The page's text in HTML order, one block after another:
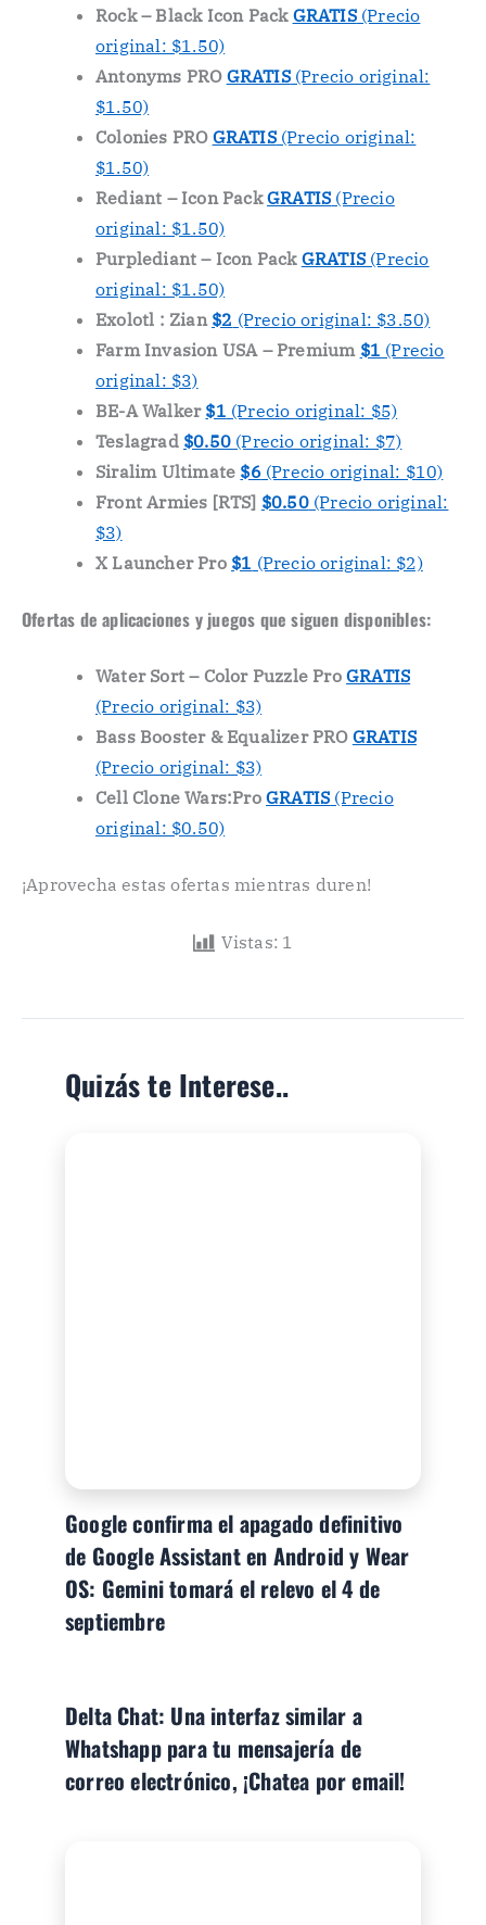
Rock – Black Icon Pack GRATIS(Precio
original: $1.50)
Antonyms PRO GRATIS(Precio original:
$1.50)
Colonies PRO GRATIS(Precio original:
$1.50)
Rediant – Icon Pack GRATIS (Precio
original: $1.50)
Purplediant – Icon Pack GRATIS (Precio
original: $1.50)
Exolotl : Zian $2 (Precio original: $3.50)
Farm Invasion USA – Premium $1 (Precio
original: $3)
BE-A Walker $1 (Precio original: $5)
Teslagrad $0.50 (Precio original: $7)
Siralim Ultimate $6(Precio original: $10)
Front Armies [RTS] $0.50(Precio original:
$3)
X Launcher Pro $1 (Precio original: $2)
Ofertas de aplicaciones y juegos que siguen disponibles:
Water Sort – Color Puzzle Pro GRATIS
(Precio original: $3)
Bass Booster & Equalizer PRO GRATIS
(Precio original: $3)
Cell Clone Wars:Pro GRATIS (Precio
original: $0.50)
¡Aprovecha estas ofertas mientras duren!
Vistas: 1
Quizás te Interese..
Google confirma el apagado definitivo
de Google Assistant en Android y Wear
OS: Gemini tomará el relevo el 4 de
septiembre
Delta Chat: Una interfaz similar a
Whatshapp para tu mensajería de
correo electrónico, ¡Chatea por email!